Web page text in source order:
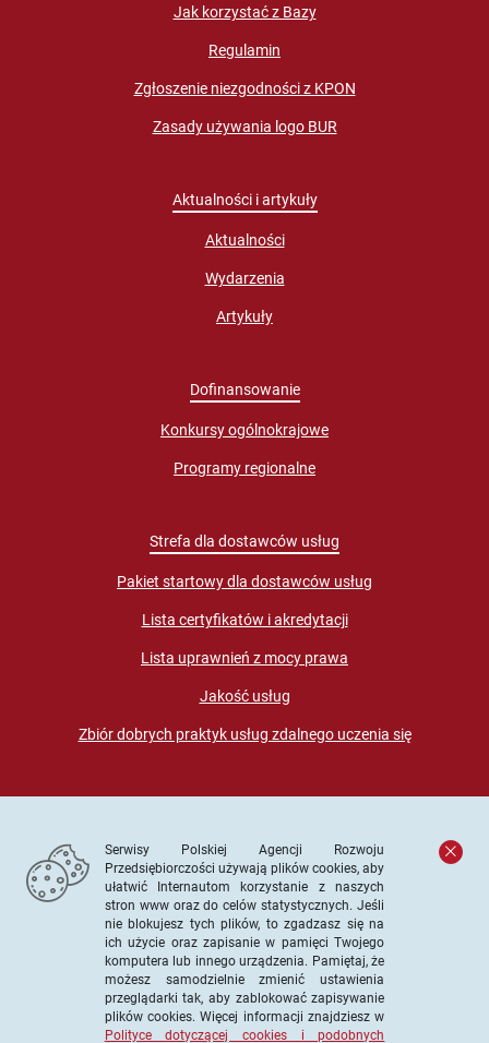
Jak korzystać z Bazy
Regulamin
Zgłoszenie niezgodności z KPON
Zasady używania logo BUR
Aktualności i artykuły
Aktualności
Wydarzenia
Artykuły
Dofinansowanie
Konkursy ogólnokrajowe
Programy regionalne
Strefa dla dostawców usług
Pakiet startowy dla dostawców usług
Lista certyfikatów i akredytacji
Lista uprawnień z mocy prawa
Jakość usług
Zbiór dobrych praktyk usług zdalnego uczenia się
© PARP. Wszelkie prawa zastrzeżone
Projekt współfinansowany ze środków Unii Europejskiej w
ramach Europejskiego Funduszu Społecznego
Serwisy Polskiej Agencji Rozwoju
Przedsiębiorczości używają plików cookies, aby
ułatwić Internautom korzystanie z naszych
stron www oraz do celów statystycznych. Jeśli
nie blokujesz tych plików, to zgadzasz się na
ich użycie oraz zapisanie w pamięci Twojego
komputera lub innego urządzenia. Pamiętaj, że
możesz samodzielnie zmienić ustawienia
przeglądarki tak, aby zablokować zapisywanie
plików cookies. Więcej informacji znajdziesz w
Polityce dotyczącej cookies i podobnych